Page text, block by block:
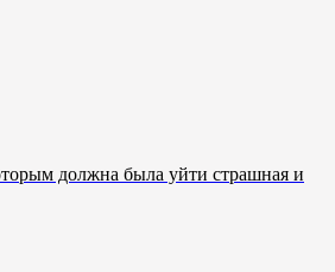
должна была уйти страшная и